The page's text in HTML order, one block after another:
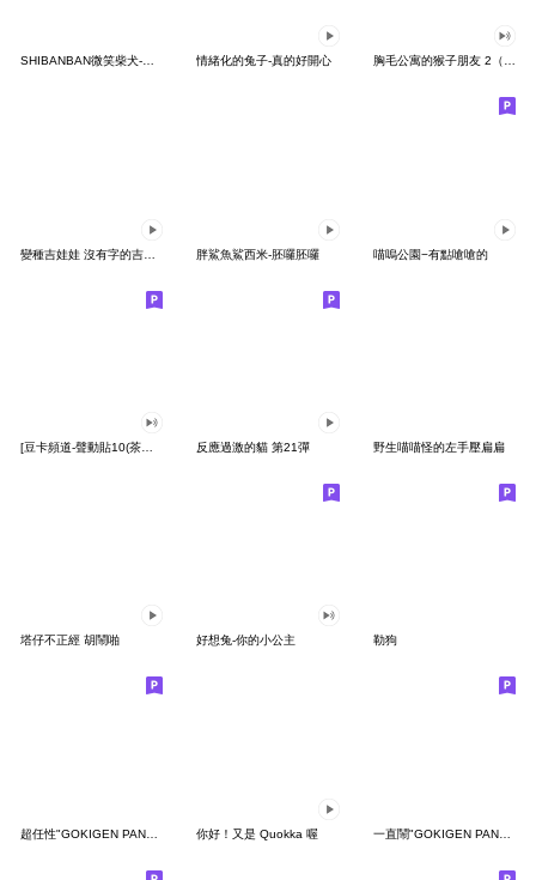
SHIBANBAN微笑柴犬-廢柴寶寶日常 情緒化的兔子-真的好開心 胸毛公寓的猴子朋友 2（有聲動態）
胖鯊魚鯊西米-胚囉胚囉 喵嗚公園−有點嗆嗆的
反應過激的貓 第21彈 野生喵喵怪的左手壓扁扁
塔仔不正經 胡鬧啪 好想兔-你的小公主 勒狗
你好！又是 Quokka 喔 一直鬧"GOKIGEN PANDA" 台灣版